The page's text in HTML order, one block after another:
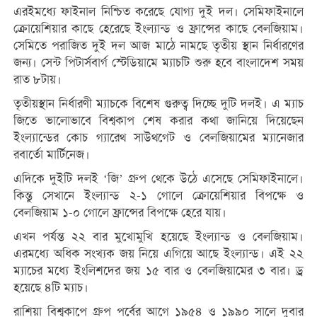
এরইমধ্যে ফাইনাল নিশ্চিত করেছে যোগ্য দুই দল। সেমিফাইনালে
ক্রোয়েশিয়ার কাছে হেরেছে ইংল্যান্ড ও ফ্রান্সের কাছে বেলজিয়াম।
সেমিতে পরাজিত দুই দল আজ মাঠে নামছে তৃতীয় স্থান নির্ধারণের
জন্য। সেন্ট পিটার্সবার্গ স্টেডিয়ামে ম্যাচটি শুরু হবে বাংলাদেশ সময়
রাত ৮টায়।
তৃতীয়স্থান নির্ধারণী ম্যাচকে বিশেষ গুরুত্ব দিচ্ছে দুটি দলই। এ ম্যাচ
জিতে ভালোভাবে বিশ্বকাপ শেষ করার কথা জানিয়ে দিয়েছেন
ইংল্যান্ডের কোচ গ্যারেথ সাউথগেট ও বেলজিয়ামের ম্যানেজার
রবার্তো মার্টিনেজ।
এদিকে দুইটি দলই ‘জি’ গ্রুপ থেকে উঠে এসেছে সেমিফাইনালে।
কিন্তু সেখানে ইংল্যান্ড ২-১ গোলে ক্রোয়েশিয়ার বিপক্ষে ও
বেলজিয়াম ১-০ গোলে ফ্রান্সের বিপক্ষে হেরে যায়।
এখন পর্যন্ত ২২ বার মুখোমুখি হয়েছে ইংল্যান্ড ও বেলজিয়াম।
এরমধ্যে অধিক সংখ্যক জয় নিয়ে এগিয়ে আছে ইংল্যান্ড। এই ২২
ম্যাচের মধ্যে ইংলিশদের জয় ১৫ বার ও বেলজিয়ামের ৩ বার। ড্র
হয়েছে ৪টি ম্যাচ।
রাশিয়া বিশ্বকাপে গ্রুপ পর্বের আগে ১৯৫৪ ও ১৯৯০ সালে দুবার